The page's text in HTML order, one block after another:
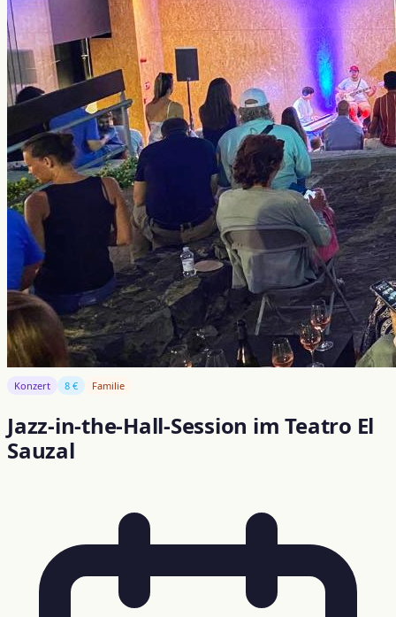
Konzert 8 € Familie
Jazz-in-the-Hall-Session im Teatro El
Sauzal